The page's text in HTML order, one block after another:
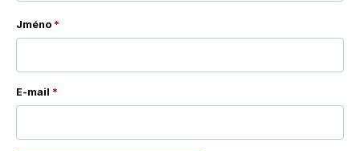
Jméno *
E-mail *